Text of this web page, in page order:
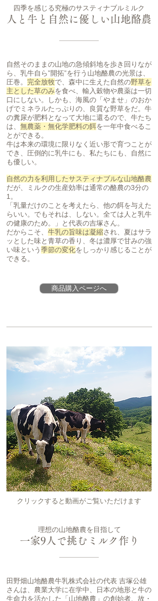
四季を感じる究極のサスティナブルミルク
人と牛と自然に優しい山地酪農
自然そのままの山地の急傾斜地を歩き回りなが
ら、乳牛自ら”開拓”を行う山地酪農の光景は、
圧巻。 完全放牧で、森中に生えた自然の野草を
主とした草のみを食べ、輸入穀物や農薬は一切
口にしない。しかも、海風の「やませ」のおか
げでミネラルたっぷりの、良質な野草をだ。牛
の糞尿が肥料となって大地に還るので、牛たち
は、 無農薬・無化学肥料の餌を一年中食べるこ
とができる。
牛は本来の環境に限りなく近い形で育つことが
でき、圧倒的に乳牛にも、私たちにも、自然に
も優しい。
自然の力を利用したサスティナブルな山地酪農
だが、ミルクの生産効率は通常の酪農の3分の
1。
「乳量だけのことを考えたら、他の餌を与えた
らいい。でもそれは、しない。全ては人と乳牛
の健康のため。」と代表の吉塚さん。
だからこそ、 牛乳の旨味は凝縮され、夏はサラ
ッとした味と青草の香り、冬は濃厚で甘みの強
い味という季節の変化をしっかり感じることが
できる。
商品購入ページへ
クリックすると動画がご覧いただけます
理想の山地酪農を目指して
一家9人で挑むミルク作り
田野畑山地酪農牛乳株式会社の代表 吉塚公雄
さんは、農業大学に在学中、日本の地形と牛の
生命力を活かした「山地酪農」の創始者、故・